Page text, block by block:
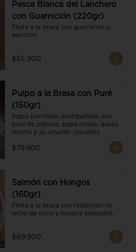
Pesca Blanca del Lanchero
con Guarnición (220gr)
Filete a la brasa con guarnición a
elección.
$55.900
Pulpo a la Brasa con Puré
(150gr)
Pulpo parrillado acompañado con
puré de plátano, papa criolla, queso
ricotta y ají amarillo (picante).
$79.900
Salmón con Hongos
(160gr)
Filete a la brasa con reducción de
leche de coco y hongos salteados.
$69.900